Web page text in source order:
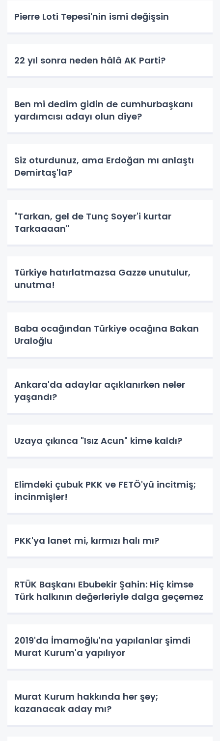
Pierre Loti Tepesi'nin ismi değişsin
22 yıl sonra neden hâlâ AK Parti?
Ben mi dedim gidin de cumhurbaşkanı
yardımcısı adayı olun diye?
Siz oturdunuz, ama Erdoğan mı anlaştı
Demirtaş'la?
"Tarkan, gel de Tunç Soyer'i kurtar
Tarkaaaan"
Türkiye hatırlatmazsa Gazze unutulur,
unutma!
Baba ocağından Türkiye ocağına Bakan
Uraloğlu
Ankara'da adaylar açıklanırken neler
yaşandı?
Uzaya çıkınca "Isız Acun" kime kaldı?
Elimdeki çubuk PKK ve FETÖ'yü incitmiş;
incinmişler!
PKK'ya lanet mi, kırmızı halı mı?
RTÜK Başkanı Ebubekir Şahin: Hiç kimse
Türk halkının değerleriyle dalga geçemez
2019'da İmamoğlu'na yapılanlar şimdi
Murat Kurum'a yapılıyor
Murat Kurum hakkında her şey;
kazanacak aday mı?